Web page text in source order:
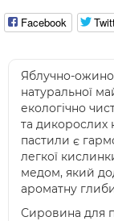
Facebook
Яблучно-
натуральної
екологічно
та дикорослих
пастили є
легкої
медом, який
ароматну
Сировина для